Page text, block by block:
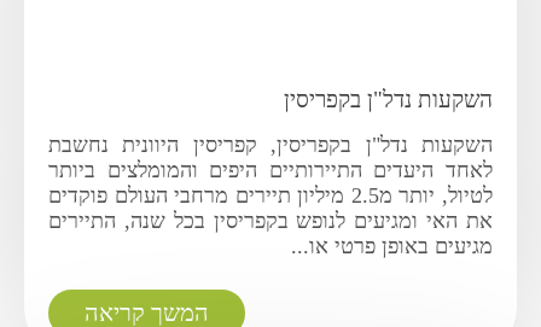
השקעות נדל"ן בקפריסין
השקעות נדל"ן בקפריסין, קפריסין היוונית נחשבת
לאחד היעדים התיירותיים היפים והמומלצים ביותר
לטיול, יותר מ2.5 מיליון תיירים מרחבי העולם פוקדים
את האי ומגיעים לנופש בקפריסין בכל שנה, התיירים
מגיעים באופן פרטי או...
המשך קריאה